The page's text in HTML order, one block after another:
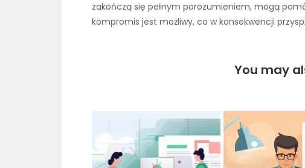
zakończą się pełnym porozumieniem, mogą
kompromis jest możliwy, co w konsekwencji
You may